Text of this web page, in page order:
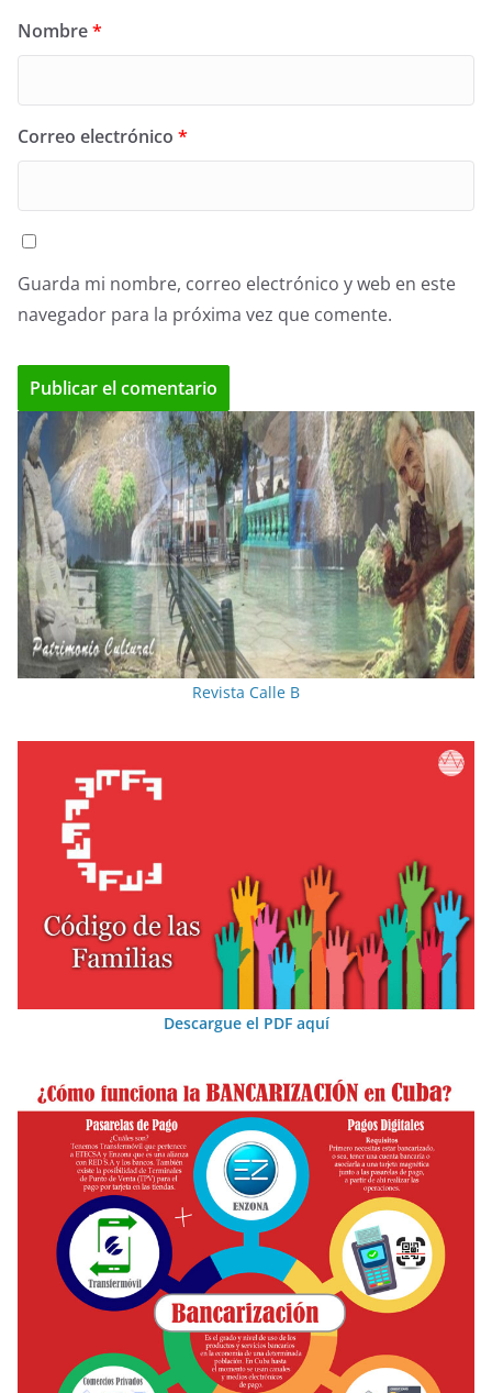
Nombre*
Correo electrónico *
Guarda mi nombre, correo electrónico y web en este
navegador para la próxima vez que comente.
Revista Calle B
Descargue el PDF aquí